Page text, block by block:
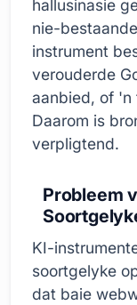
hallusinasie
nie-
instrument
verouderde
aanbied, of 'n
Daarom is
verpligtend.
Probleem
KI-
soortgelyke
dat baie